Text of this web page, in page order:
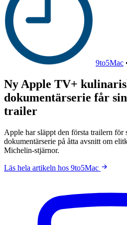
9to5Mac
Ny Apple TV+
dokumentärserie får
trailer
Apple har släppt den första trailern för
dokumentärserie på åtta avsnitt om
Michelin-stjärnor.
Läs hela artikeln hos 9to5Mac